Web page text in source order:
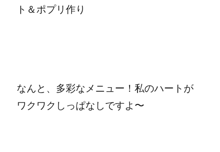
ト＆ポプリ作り
なんと、多彩なメニュー！私のハートが
ワクワクしっぱなしですよ〜